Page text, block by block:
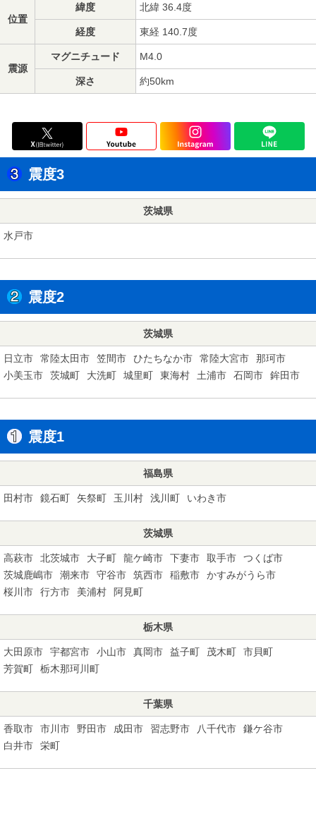
位置
緯度 北緯 36.4度
経度 東経 140.7度
震源
マグニチュード M4.0
深さ 約50km
震度3
茨城県
水戸市
震度2
茨城県
日立市 常陸太田市 笠間市 ひたちなか市 常陸大宮市
那珂市
小美玉市
茨城町 大洗町 城里町 東海村 土浦市 石岡市 鉾田市
震度1
福島県
田村市 鏡石町 矢祭町 玉川村 浅川町 いわき市
茨城県
高萩市 北茨城市 大子町 龍ケ崎市 下妻市 取手市
つくば市
茨城鹿嶋市
潮来市 守谷市 筑西市 稲敷市
かすみがうら市
桜川市
行方市 美浦村 阿見町
栃木県
大田原市 宇都宮市 小山市 真岡市 益子町 茂木町
市貝町
芳賀町
栃木那珂川町
千葉県
香取市 市川市 野田市 成田市 習志野市 八千代市
鎌ケ谷市
白井市
栄町